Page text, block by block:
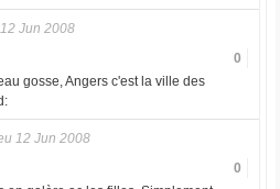
Jun 2008
0
gosse, Angers c'est la ville des
12 Jun 2008
0